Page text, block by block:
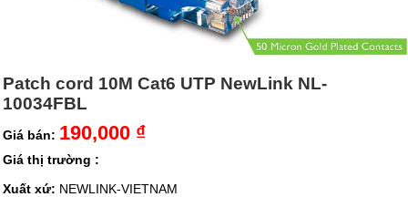
Patch cord 10M Cat6 UTP NewLink NL-
10034FBL
Giá bán: 190,000 ₫
Giá thị trường :
Xuất xứ: NEWLINK-VIETNAM